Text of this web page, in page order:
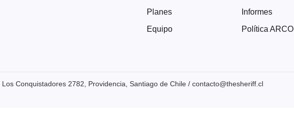
Planes
Equipo
Informes
Política ARCO
Los Conquistadores 2782, Providencia, Santiago de Chile / contacto@thesheriff.cl